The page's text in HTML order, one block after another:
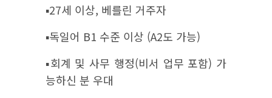
▪︎27세 이상, 베를린 거주자
▪︎독일어 B1 수준 이상 (A2도 가능)
▪︎회계 및 사무 행정(비서 업무 포함) 가
능하신 분 우대